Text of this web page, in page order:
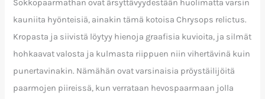
Sokkopaarmathan ovat ärsyttävyydestään huolimatta varsin
kauniita hyönteisiä, ainakin tämä kotoisa Chrysops relictus.
Kropasta ja siivistä löytyy hienoja graafisia kuvioita, ja silmät
hohkaavat valosta ja kulmasta riippuen niin vihertävinä kuin
punertavinakin. Nämähän ovat varsinaisia pröystäilijöitä
paarmojen piireissä, kun verrataan hevospaarmaan jolla